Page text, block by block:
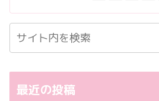
最近の投稿